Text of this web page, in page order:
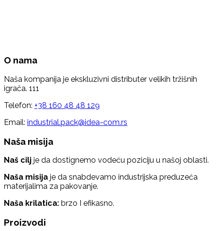
O nama
Naša kompanija je ekskluzivni distributer velikih tržišnih
igrača. 111
Telefon: +38 160 48 48 129
Email: industrial.pack@idea-com.rs
Naša misija
Naš cilj je da dostignemo vodeću poziciju u našoj oblasti.
Naša misija je da snabdevamo industrijska preduzeća
materijalima za pakovanje.
Naša krilatica: brzo I efikasno.
Proizvodi